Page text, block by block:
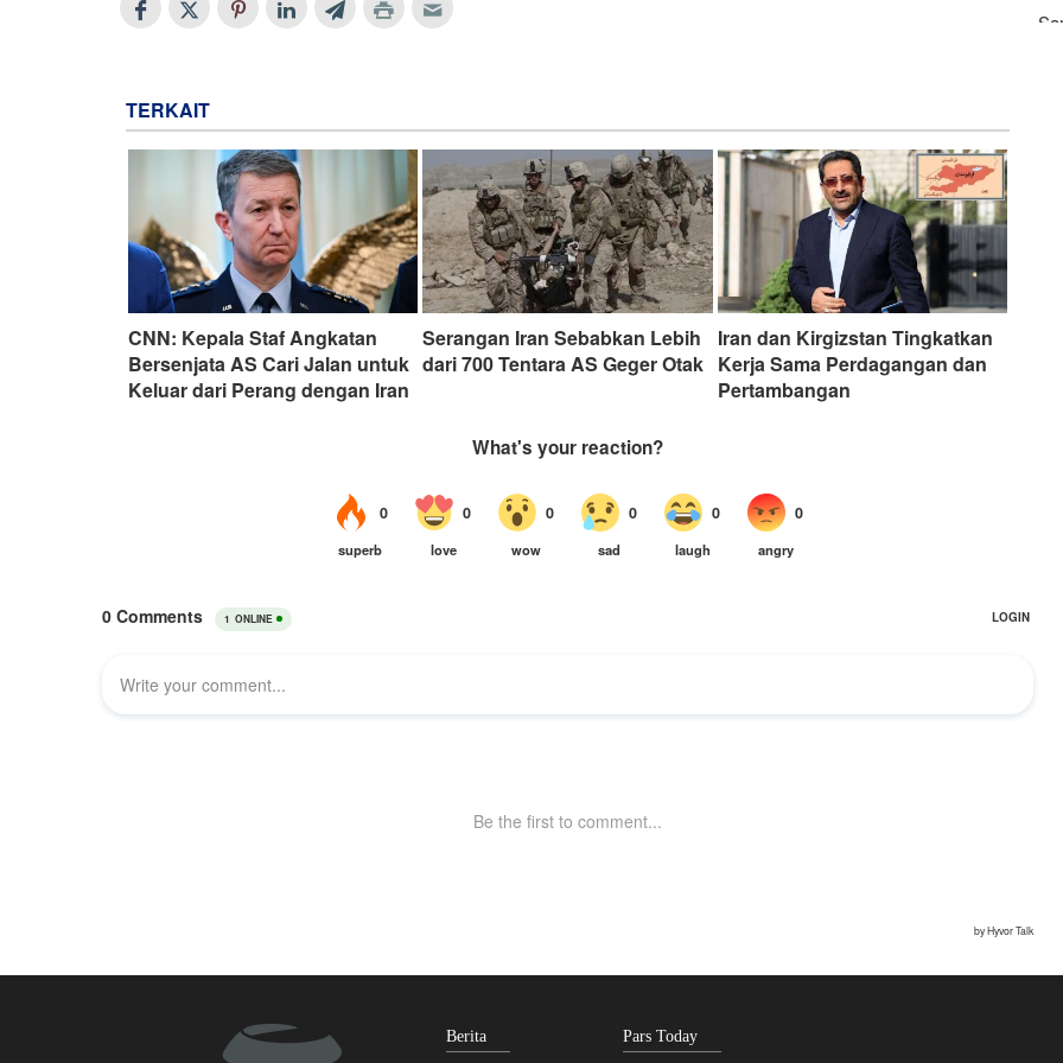
TERKAIT
CNN: Kepala Staf Angkatan
Bersenjata AS Cari Jalan untuk
Keluar dari Perang dengan Iran
Serangan Iran Sebabkan Lebih
dari 700 Tentara AS Geger Otak
Iran dan Kirgizstan Tingkatkan
Kerja Sama Perdagangan dan
Pertambangan
Berita Pars Today